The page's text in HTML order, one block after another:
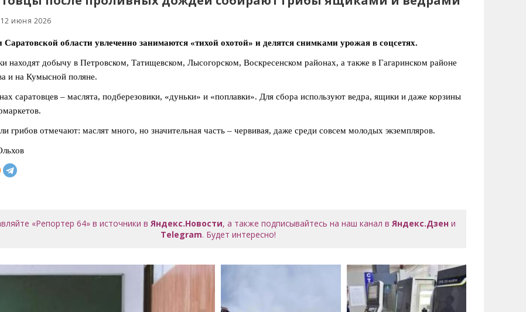
июня 2026
области увлеченно занимаются «тихой охотой» и делятся снимками урожая в соцсетях.
находят добычу в Петровском, Татищевском, Лысогорском, Воскресенском районах, а также в Гагаринском районе
и на Кумысной поляне.
саратовцев – маслята, подберезовики, «дуньки» и «поплавки». Для сбора используют ведра, ящики и даже корзины
грибов отмечают: маслят много, но значительная часть – червивая, даже среди совсем молодых экземпляров.
«Репортер 64» в источники вЯндекс.Новости, а также подписывайтесь на наш канал вЯндекс.Дзен и
Telegram. Будет интересно!